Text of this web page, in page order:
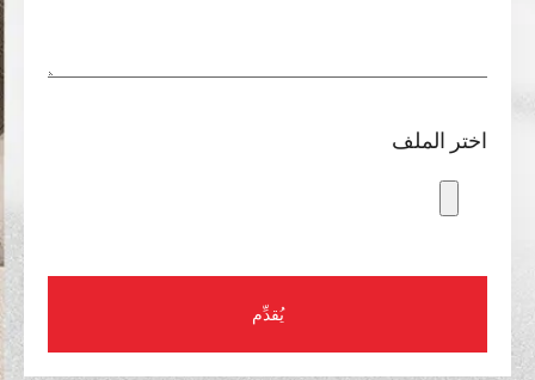
اختر الملف
يُقدِّم